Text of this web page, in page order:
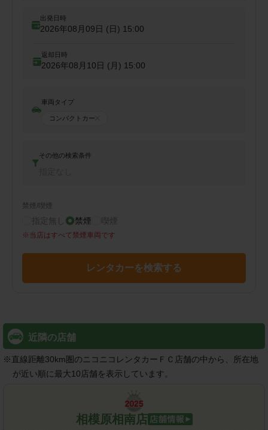
出発日時
2026年08月09日 (日) 15:00
返却日時
2026年08月10日 (月) 15:00
車両タイプ
コンパクトカー
その他の検索条件
禁煙/喫煙
指定無し 禁煙 喫煙
※ 当店はすべて禁煙車両です
レンタカーを検索する
近隣の店舗
※直線距離30km圏のニコニコレンタカーＦＣ店舗の中から、所在地
が近い順に最大10店舗を表示しています。
相模原相南店